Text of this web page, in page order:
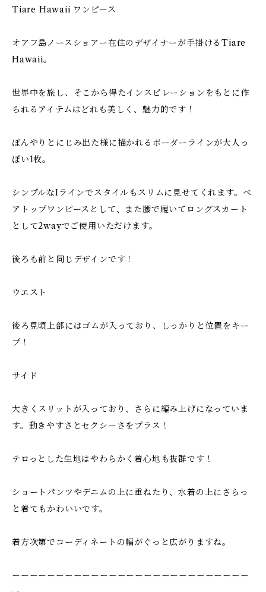
Tiare Hawaii ワンピース
オアフ島ノースショアー在住のデザイナーが手掛けるTiare
Hawaii。
世界中を旅し、そこから得たインスピレーションをもとに作
られるアイテムはどれも美しく、魅力的です！
ぼんやりとにじみ出た様に描かれるボーダーラインが大人っ
ぽい1枚。
シンプルなIラインでスタイルもスリムに見せてくれます。ベ
アトップワンピースとして、また腰で履いてロングスカート
として2wayでご使用いただけます。
後ろも前と同じデザインです！
ウエスト
後ろ見頃上部にはゴムが入っており、しっかりと位置をキー
プ！
サイド
大きくスリットが入っており、さらに編み上げになっていま
す。動きやすさとセクシーさをプラス！
テロっとした生地はやわらかく着心地も抜群です！
ショートパンツやデニムの上に重ねたり、水着の上にさらっ
と着てもかわいいです。
着方次第でコーディネートの幅がぐっと広がりますね。
ーーーーーーーーーーーーーーーーーーーーーーーーーーー